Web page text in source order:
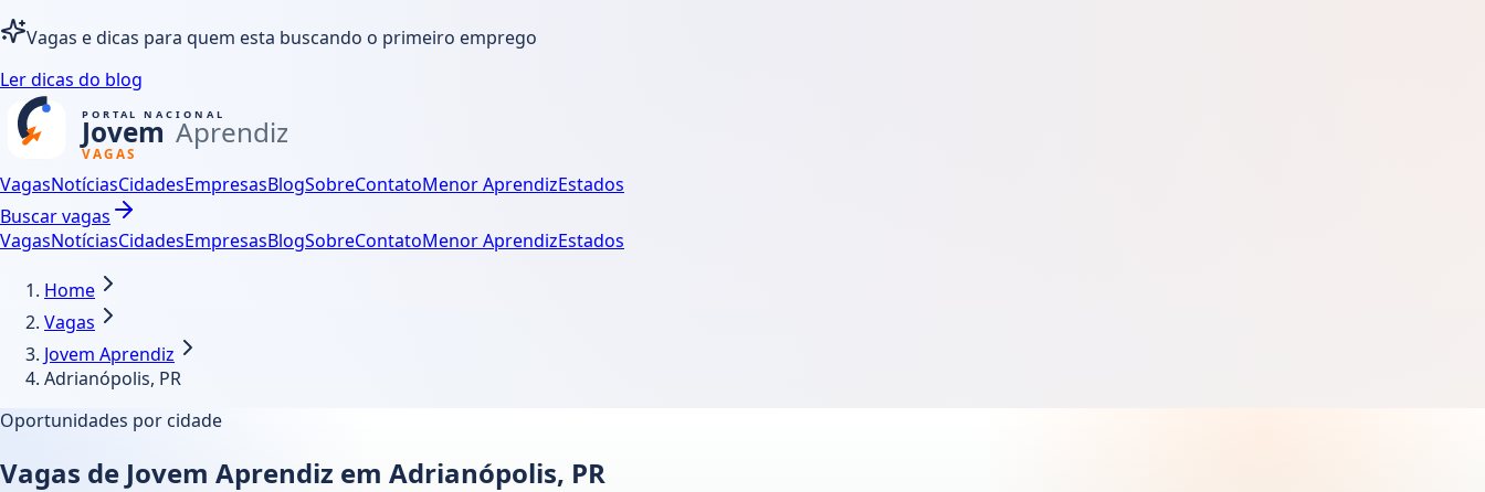
Vagas e dicas para quem esta buscando o primeiro emprego
Ler dicas do blog
VagasNotíciasCidadesEmpresasBlogSobreContatoMenor AprendizEstados
Buscar vagas
VagasNotíciasCidadesEmpresasBlogSobreContatoMenor AprendizEstados
Home
Vagas
Jovem Aprendiz
Adrianópolis, PR
Oportunidades por cidade
Vagas de Jovem Aprendiz em Adrianópolis, PR